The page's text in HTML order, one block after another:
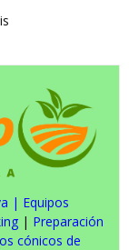
| Equipos
| Preparación
cónicos de